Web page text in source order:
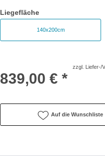
Liegefläche
140x200cm
839,00 € *
zzgl. Liefer-/
Auf die Wunschliste